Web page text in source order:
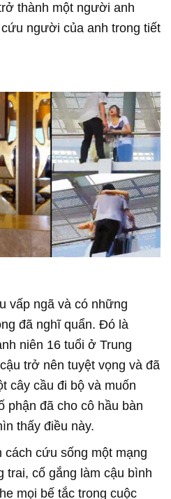
thành một người anh
người của anh trong tiết
vấp ngã và có những
đã nghĩ quẩn. Đó là
niên 16 tuổi ở Trung
trở nên tuyệt vọng và đã
cây cầu đi bộ và muốn
phận đã cho cô hầu bàn
thấy điều này.
cách cứu sống một mạng
trai, cố gắng làm cậu bình
mọi bế tắc trong cuộc